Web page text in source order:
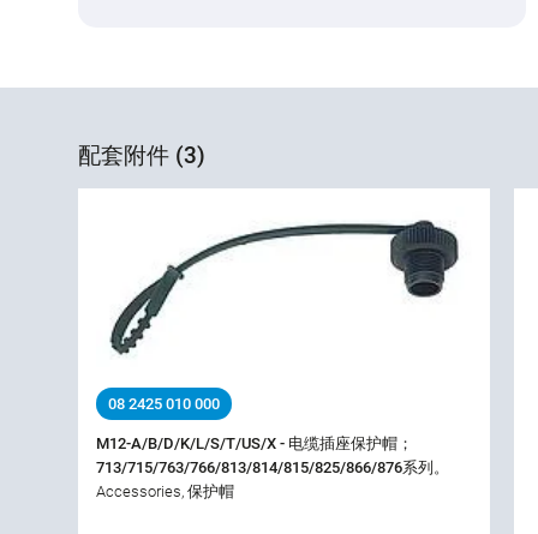
配套附件 (3)
08 2425 010 000
M12-A/B/D/K/L/S/T/US/X - 电缆插座保护帽；
713/715/763/766/813/814/815/825/866/876系列。
Accessories, 保护帽